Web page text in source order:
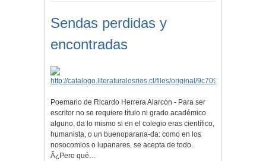
Sendas perdidas y
encontradas
Poemario de Ricardo Herrera Alarcón - Para ser
escritor no se requiere título ni grado académico
alguno, da lo mismo si en el colegio eras científico,
humanista, o un buenoparana-da: como en los
nosocomios o lupanares, se acepta de todo.
Â¿Pero qué…